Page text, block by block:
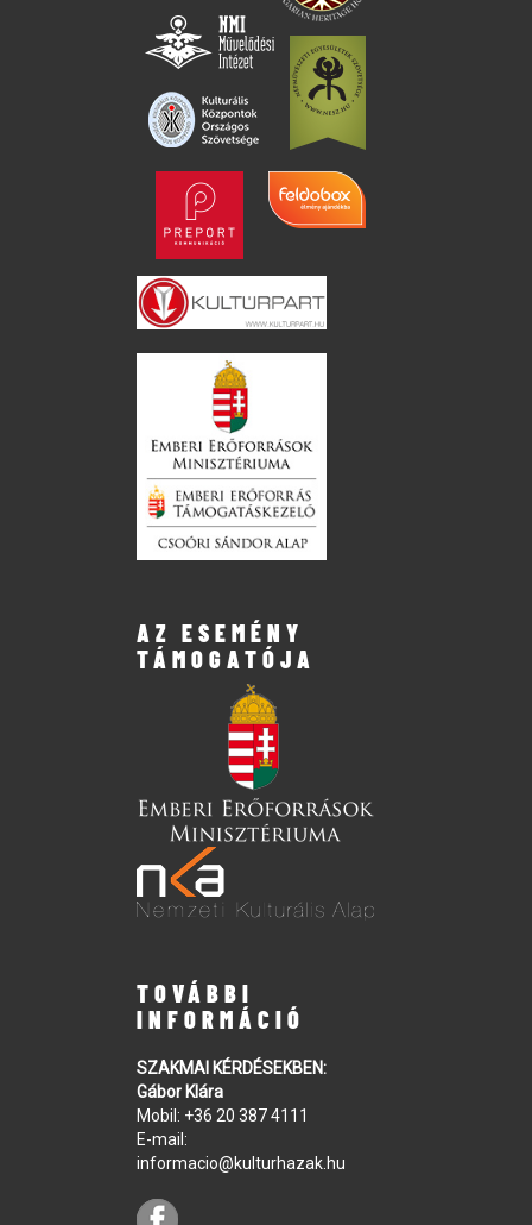
AZ ESEMÉNY
TÁMOGATÓJA
TOVÁBBI
INFORMÁCIÓ
SZAKMAI KÉRDÉSEKBEN:
Gábor Klára
Mobil: +36 20 387 4111
E-mail:
informacio@kulturhazak.hu